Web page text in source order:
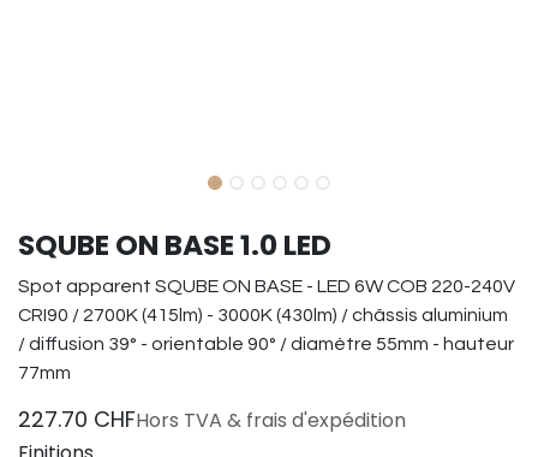
SQUBE ON BASE 1.0 LED
Spot apparent SQUBE ON BASE - LED 6W COB 220-240V
CRI90 / 2700K (415lm) - 3000K (430lm) / châssis aluminium
/ diffusion 39° - orientable 90° / diamètre 55mm - hauteur
77mm
227.70 CHFHors TVA & frais d'expédition